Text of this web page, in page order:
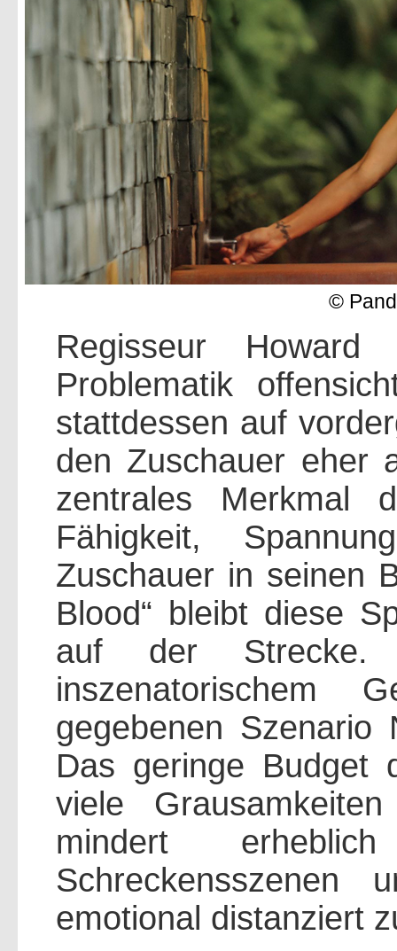
©
Regisseur
Problematik
stattdessen auf
den Zuschauer eher
zentrales Merkmal
Fähigkeit,
Zuschauer in seinen
Blood“ bleibt diese
auf der
inszenatorischem
gegebenen Szenario
Das geringe Budget
viele
mindert
Schreckensszenen
emotional distanziert